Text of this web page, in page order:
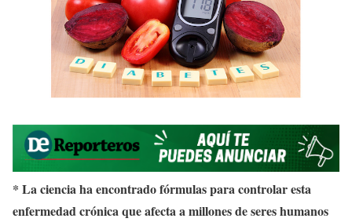
* La ciencia ha encontrado fórmulas para controlar esta
enfermedad crónica que afecta a millones de seres humanos